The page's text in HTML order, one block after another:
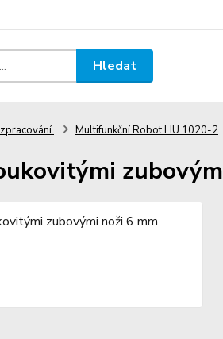
Hledat
Multifunkční Robot HU 1020-2